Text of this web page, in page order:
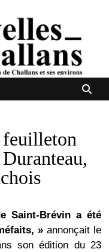
feuilleton
Saint-Brévin a été
» annonçait le
son édition du 23